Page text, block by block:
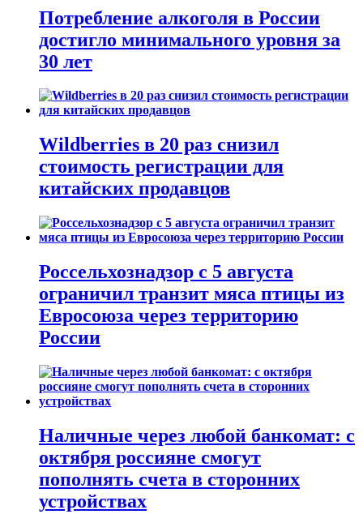
Потребление алкоголя в России
достигло минимального уровня за
30 лет
Wildberries в 20 раз снизил
стоимость регистрации для
китайских продавцов
Россельхознадзор с 5 августа
ограничил транзит мяса птицы из
Евросоюза через территорию
России
Наличные через любой банкомат: с
октября россияне смогут
пополнять счета в сторонних
устройствах